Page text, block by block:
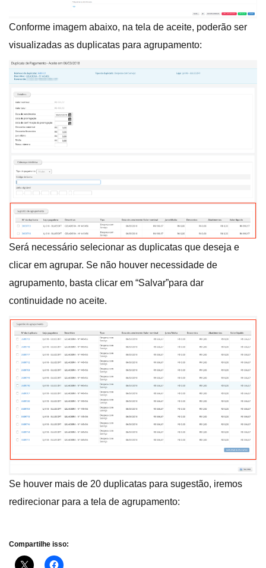
Conforme imagem abaixo, na tela de aceite, poderão ser
visualizadas as duplicatas para agrupamento:
Será necessário selecionar as duplicatas que deseja e
clicar em agrupar. Se não houver necessidade de
agrupamento, basta clicar em “Salvar”para dar
continuidade no aceite.
Se houver mais de 20 duplicatas para sugestão, iremos
redirecionar para a tela de agrupamento:
Compartilhe isso: